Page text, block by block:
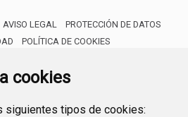
cookies
siguientes tipos de cookies:
AVISO LEGAL
PROTECCIÓN DE DATOS
POLÍTICA DE COOKIES